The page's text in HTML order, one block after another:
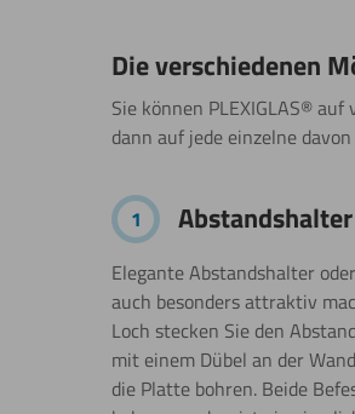
Die verschiedenen
Sie können PLEXIGLAS®
dann auf jede einzelne
1
Elegante Abstandshalter
auch besonders attraktiv
Loch stecken Sie den
mit einem Dübel an der
die Platte bohren. Beide